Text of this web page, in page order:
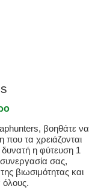
βοηθάτε να
τα χρειάζονται
δυνατή η φύτευση 1
σας,
βιωσιμότητας και
όλους.